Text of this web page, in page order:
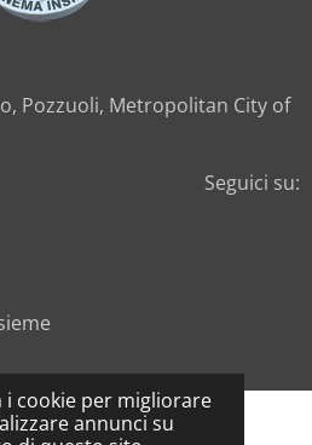
i cookie per migliorare
annunci su
Pozzuoli, Metropolitan City of
Seguici su: